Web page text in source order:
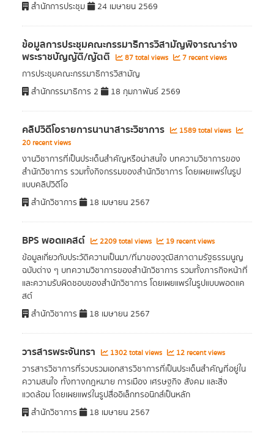
สำนักการประชุม 24 เมษายน 2569
ข้อมูลการประชุมคณะกรรมาธิการวิสามัญพิจารณาร่าง
พระราชบัญญัติ/ญัตติ 87 total views 7 recent views
การประชุมคณะกรรมาธิการวิสามัญ
สำนักกรรมาธิการ 2
18 กุมภาพันธ์ 2569
คลิปวิดีโอรายการนานาสาระวิชาการ
1589 total views
20 recent views
งานวิชาการที่เป็นประเด็นสำคัญหรือน่าสนใจ บทความวิชาการของ
สำนักวิชาการ รวมทั้งกิจกรรมของสำนักวิชาการ โดยเผยแพร่ในรูป
แบบคลิปวิดีโอ
สำนักวิชาการ
18 เมษายน 2567
BPS พอดแคสต์ 2209 total views 19 recent views
ข้อมูลเกี่ยวกับประวัติความเป็นมา/ที่มาของวุฒิสภาตามรัฐธรรมนูญ
ฉบับต่าง ๆ บทความวิชาการของสำนักวิชาการ รวมทั้งภารกิจหน้าที่
และความรับผิดชอบของสำนักวิชาการ โดยเผยแพร่ในรูปแบบพอดแค
สต์
สำนักวิชาการ
18 เมษายน 2567
วารสารพระจันทรา 1302 total views 12 recent views
วารสารวิชาการที่รวบรวมเอกสารวิชาการที่เป็นประเด็นสำคัญที่อยู่ใน
ความสนใจ ทั้งทางกฎหมาย การเมือง เศรษฐกิจ สังคม และสิ่ง
แวดล้อม โดยเผยแพร่ในรูปสื่ออิเล็กทรอนิกส์เป็นหลัก
สำนักวิชาการ
18 เมษายน 2567